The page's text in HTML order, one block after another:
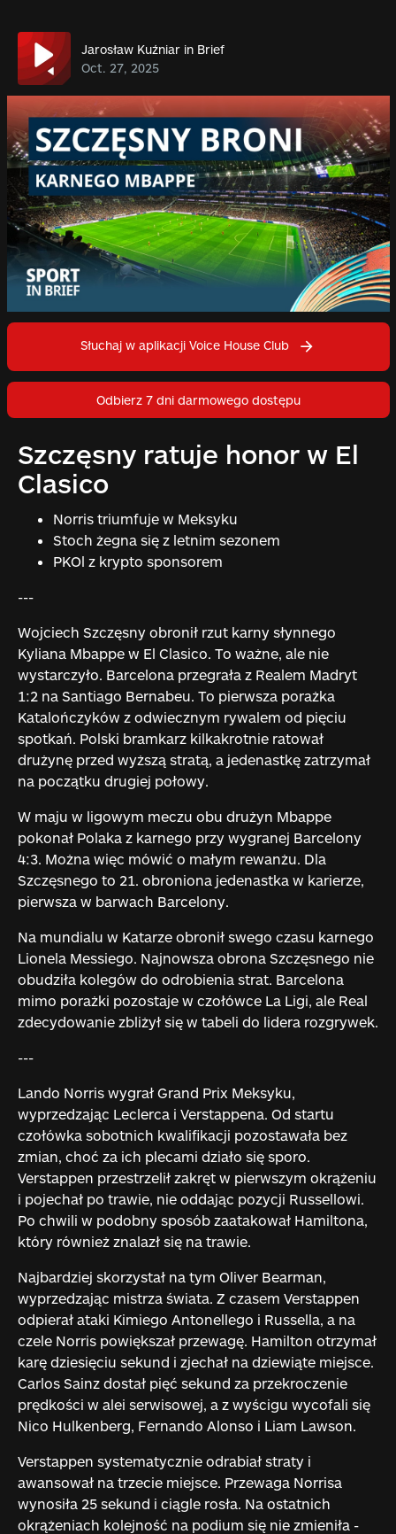
Jarosław Kuźniar in Brief
Oct. 27, 2025
Słuchaj w aplikacji Voice House Club
Odbierz 7 dni darmowego dostępu
Szczęsny ratuje honor w El
Clasico
Norris triumfuje w Meksyku
Stoch żegna się z letnim sezonem
PKOl z krypto sponsorem
---
Wojciech Szczęsny obronił rzut karny słynnego
Kyliana Mbappe w El Clasico. To ważne, ale nie
wystarczyło. Barcelona przegrała z Realem Madryt
1:2 na Santiago Bernabeu. To pierwsza porażka
Katalończyków z odwiecznym rywalem od pięciu
spotkań. Polski bramkarz kilkakrotnie ratował
drużynę przed wyższą stratą, a jedenastkę zatrzymał
na początku drugiej połowy.
W maju w ligowym meczu obu drużyn Mbappe
pokonał Polaka z karnego przy wygranej Barcelony
4:3. Można więc mówić o małym rewanżu. Dla
Szczęsnego to 21. obroniona jedenastka w karierze,
pierwsza w barwach Barcelony.
Na mundialu w Katarze obronił swego czasu karnego
Lionela Messiego. Najnowsza obrona Szczęsnego nie
obudziła kolegów do odrobienia strat. Barcelona
mimo porażki pozostaje w czołówce La Ligi, ale Real
zdecydowanie zbliżył się w tabeli do lidera rozgrywek.
---
Lando Norris wygrał Grand Prix Meksyku,
wyprzedzając Leclerca i Verstappena. Od startu
czołówka sobotnich kwalifikacji pozostawała bez
zmian, choć za ich plecami działo się sporo.
Verstappen przestrzelił zakręt w pierwszym okrążeniu
i pojechał po trawie, nie oddając pozycji Russellowi.
Po chwili w podobny sposób zaatakował Hamiltona,
który również znalazł się na trawie.
Najbardziej skorzystał na tym Oliver Bearman,
wyprzedzając mistrza świata. Z czasem Verstappen
odpierał ataki Kimiego Antonellego i Russella, a na
czele Norris powiększał przewagę. Hamilton otrzymał
karę dziesięciu sekund i zjechał na dziewiąte miejsce.
Carlos Sainz dostał pięć sekund za przekroczenie
prędkości w alei serwisowej, a z wyścigu wycofali się
Nico Hulkenberg, Fernando Alonso i Liam Lawson.
Verstappen systematycznie odrabiał straty i
awansował na trzecie miejsce. Przewaga Norrisa
wynosiła 25 sekund i ciągle rosła. Na ostatnich
okrążeniach kolejność na podium się nie zmieniła -